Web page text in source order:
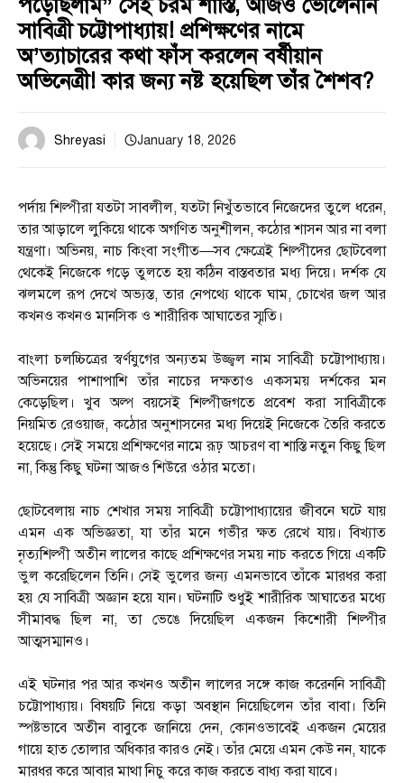
পড়েছিলাম” সেই চরম শাস্তি, আজও ভোলেননি
সাবিত্রী চট্টোপাধ্যায়! প্রশিক্ষণের নামে
অ’ত্যাচারের কথা ফাঁস করলেন বর্ষীয়ান
অভিনেত্রী! কার জন্য নষ্ট হয়েছিল তাঁর শৈশব?
Shreyasi January 18, 2026
পর্দায় শিল্পীরা যতটা সাবলীল, যতটা নিখুঁতভাবে নিজেদের তুলে ধরেন,
তার আড়ালে লুকিয়ে থাকে অগণিত অনুশীলন, কঠোর শাসন আর না বলা
যন্ত্রণা। অভিনয়, নাচ কিংবা সংগীত—সব ক্ষেত্রেই শিল্পীদের ছোটবেলা
থেকেই নিজেকে গড়ে তুলতে হয় কঠিন বাস্তবতার মধ্য দিয়ে। দর্শক যে
ঝলমলে রূপ দেখে অভ্যস্ত, তার নেপথ্যে থাকে ঘাম, চোখের জল আর
কখনও কখনও মানসিক ও শারীরিক আঘাতের স্মৃতি।
বাংলা চলচ্চিত্রের স্বর্ণযুগের অন্যতম উজ্জ্বল নাম সাবিত্রী চট্টোপাধ্যায়।
অভিনয়ের পাশাপাশি তাঁর নাচের দক্ষতাও একসময় দর্শকের মন
কেড়েছিল। খুব অল্প বয়সেই শিল্পীজগতে প্রবেশ করা সাবিত্রীকে
নিয়মিত রেওয়াজ, কঠোর অনুশাসনের মধ্য দিয়েই নিজেকে তৈরি করতে
হয়েছে। সেই সময়ে প্রশিক্ষণের নামে রূঢ় আচরণ বা শাস্তি নতুন কিছু ছিল
না, কিন্তু কিছু ঘটনা আজও শিউরে ওঠার মতো।
ছোটবেলায় নাচ শেখার সময় সাবিত্রী চট্টোপাধ্যায়ের জীবনে ঘটে যায়
এমন এক অভিজ্ঞতা, যা তাঁর মনে গভীর ক্ষত রেখে যায়। বিখ্যাত
নৃত্যশিল্পী অতীন লালের কাছে প্রশিক্ষণের সময় নাচ করতে গিয়ে একটি
ভুল করেছিলেন তিনি। সেই ভুলের জন্য এমনভাবে তাঁকে মারধর করা
হয় যে সাবিত্রী অজ্ঞান হয়ে যান। ঘটনাটি শুধুই শারীরিক আঘাতের মধ্যে
সীমাবদ্ধ ছিল না, তা ভেঙে দিয়েছিল একজন কিশোরী শিল্পীর
আত্মসম্মানও।
এই ঘটনার পর আর কখনও অতীন লালের সঙ্গে কাজ করেননি সাবিত্রী
চট্টোপাধ্যায়। বিষয়টি নিয়ে কড়া অবস্থান নিয়েছিলেন তাঁর বাবা। তিনি
স্পষ্টভাবে অতীন বাবুকে জানিয়ে দেন, কোনওভাবেই একজন মেয়ের
গায়ে হাত তোলার অধিকার কারও নেই। তাঁর মেয়ে এমন কেউ নন, যাকে
মারধর করে আবার মাথা নিচু করে কাজ করতে বাধ্য করা যাবে।